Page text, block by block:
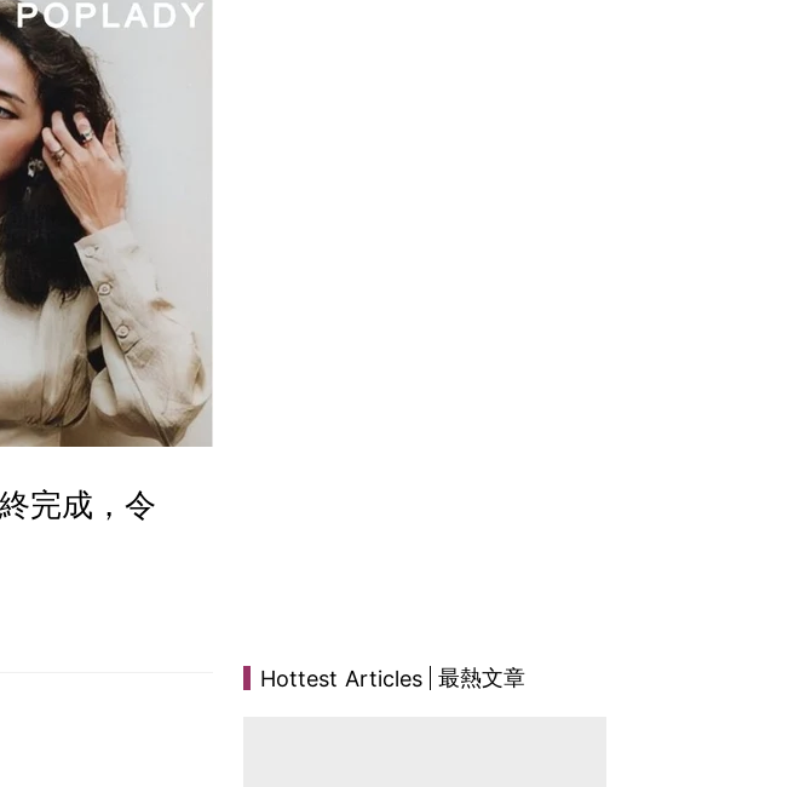
完成，令
Hottest Articles 最熱文章